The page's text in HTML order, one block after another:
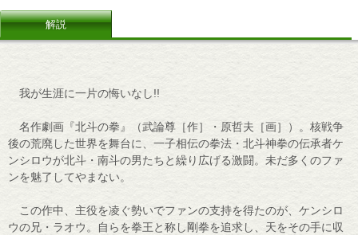
解説
我が生涯に一片の悔いなし!!
名作劇画『北斗の拳』（武論尊［作］・原哲夫［画］）。核戦争
後の荒廃した世界を舞台に、一子相伝の拳法・北斗神拳の伝承者ケ
ンシロウが北斗・南斗の男たちと繰り広げる激闘。未だ多くのファ
ンを魅了してやまない。
この作中、主役を凌ぐ勢いでファンの支持を得たのが、ケンシロ
ウの兄・ラオウ。自らを拳王と称し剛拳を追求し、天をその手に収